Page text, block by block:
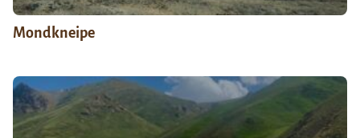
Mondkneipe